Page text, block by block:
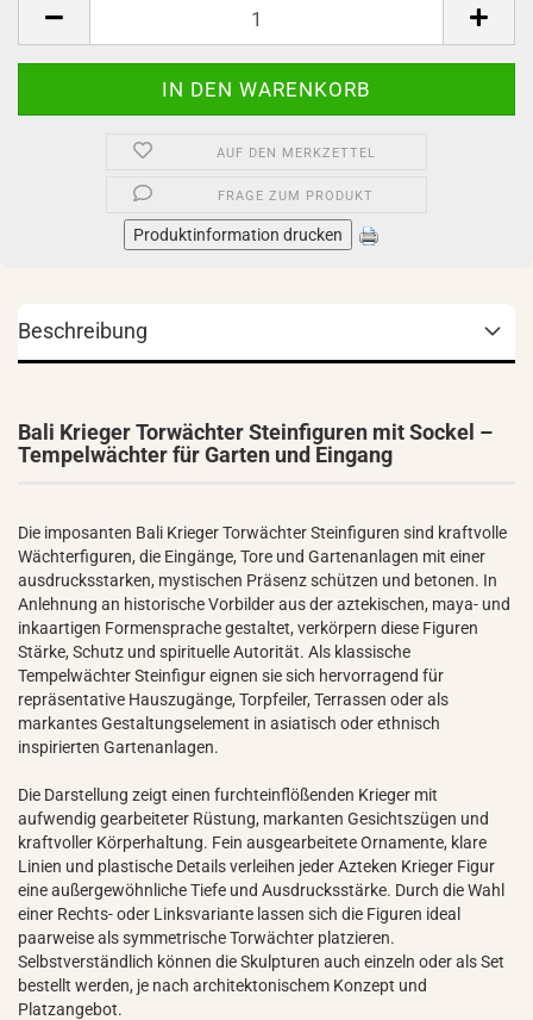
AUF DEN MERKZETTEL
FRAGE ZUM PRODUKT
Produktinformation drucken
Beschreibung
Bali Krieger Torwächter Steinfiguren mit Sockel –
Tempelwächter für Garten und Eingang
Die imposanten Bali Krieger Torwächter Steinfiguren sind kraftvolle
Wächterfiguren, die Eingänge, Tore und Gartenanlagen mit einer
ausdrucksstarken, mystischen Präsenz schützen und betonen. In
Anlehnung an historische Vorbilder aus der aztekischen, maya- und
inkaartigen Formensprache gestaltet, verkörpern diese Figuren
Stärke, Schutz und spirituelle Autorität. Als klassische
Tempelwächter Steinfigur eignen sie sich hervorragend für
repräsentative Hauszugänge, Torpfeiler, Terrassen oder als
markantes Gestaltungselement in asiatisch oder ethnisch
inspirierten Gartenanlagen.
Die Darstellung zeigt einen furchteinflößenden Krieger mit
aufwendig gearbeiteter Rüstung, markanten Gesichtszügen und
kraftvoller Körperhaltung. Fein ausgearbeitete Ornamente, klare
Linien und plastische Details verleihen jeder Azteken Krieger Figur
eine außergewöhnliche Tiefe und Ausdrucksstärke. Durch die Wahl
einer Rechts- oder Linksvariante lassen sich die Figuren ideal
paarweise als symmetrische Torwächter platzieren.
Selbstverständlich können die Skulpturen auch einzeln oder als Set
bestellt werden, je nach architektonischem Konzept und
Platzangebot.